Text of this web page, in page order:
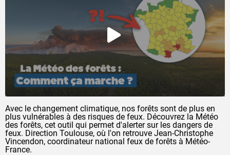
Avec le changement climatique, nos forêts sont de plus en
plus vulnérables à des risques de feux. Découvrez la Météo
des forêts, cet outil qui permet d'alerter sur les dangers de
feux. Direction Toulouse, où l'on retrouve Jean-Christophe
Vincendon, coordinateur national feux de forêts à Météo-
France.